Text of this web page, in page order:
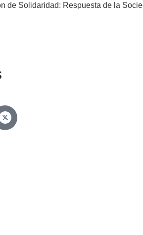
de Solidaridad: Respuesta de la